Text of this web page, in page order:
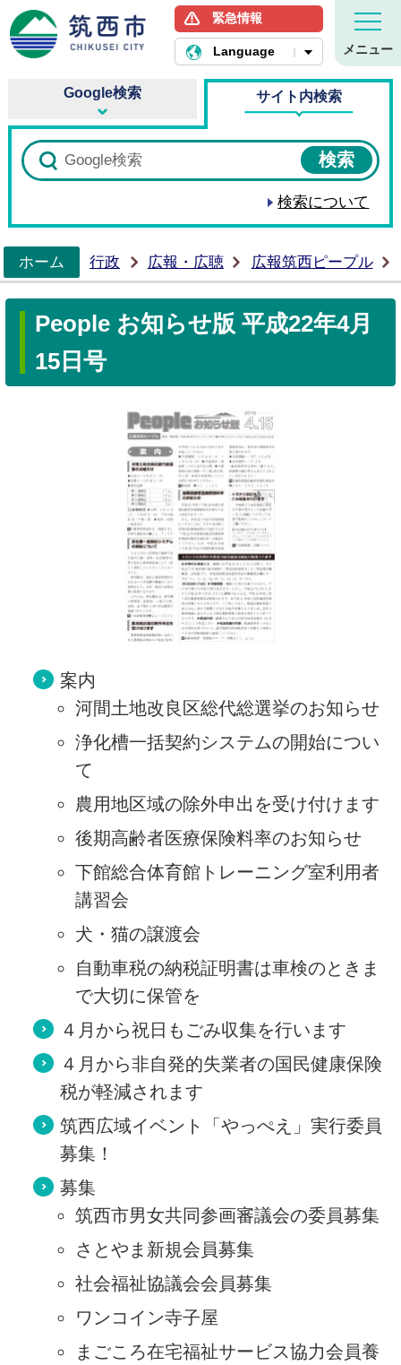
筑西市ホームページ
緊急情報
Language メニュー
Google検索 サイト内検索
検索について
ホーム
行政 広報・広聴 広報筑西ピープル
People お知らせ版 平成22年4月
15日号
案内
河間土地改良区総代総選挙のお知らせ
浄化槽一括契約システムの開始につい
て
農用地区域の除外申出を受け付けます
後期高齢者医療保険料率のお知らせ
下館総合体育館トレーニング室利用者
講習会
犬・猫の譲渡会
自動車税の納税証明書は車検のときま
で大切に保管を
４月から祝日もごみ収集を行います
４月から非自発的失業者の国民健康保険
税が軽減されます
筑西広域イベント「やっぺえ」実行委員
募集！
募集
筑西市男女共同参画審議会の委員募集
さとやま新規会員募集
社会福祉協議会会員募集
ワンコイン寺子屋
まごころ在宅福祉サービス協力会員養